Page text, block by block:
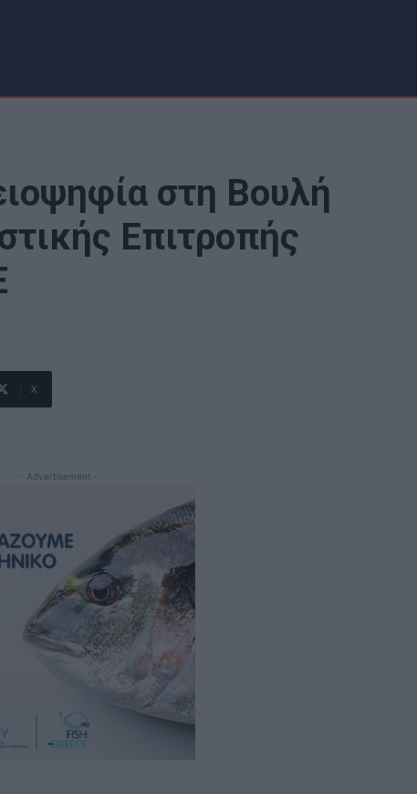
στη Βουλή
Επιτροπής
X
- Advertisement -